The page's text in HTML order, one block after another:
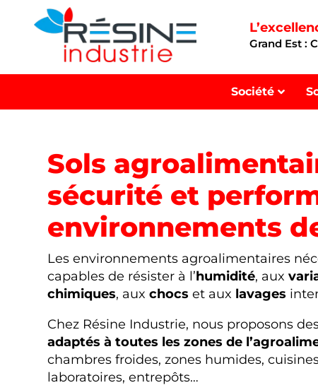
Grand Est :
Société
Sols
sécurité et
environnements
Les environnements agroalimentaires
capables de résister à l’humidité, aux
chimiques, auxchocs et aux lavages
Chez Résine Industrie, nous proposons
adaptés à toutes les zones de
chambres froides, zones humides,
laboratoires, entrepôts…